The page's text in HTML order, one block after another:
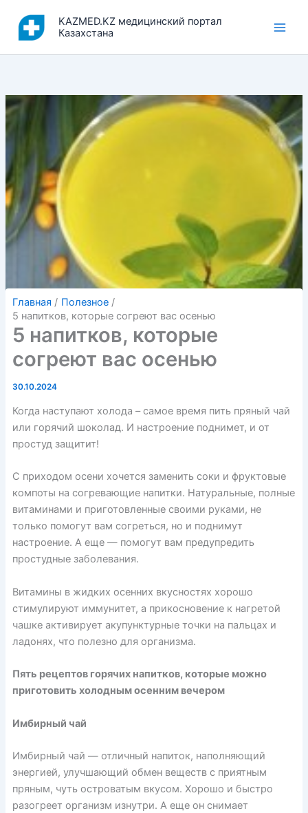
содержимому
KAZMED.KZ медицинский портал
Казахстана
Главная
Полезное
5 напитков, которые согреют вас осенью
5 напитков, которые
согреют вас осенью
30.10.2024
Когда наступают холода – самое время пить пряный чай
или горячий шоколад. И настроение поднимет, и от
простуд защитит!
С приходом осени хочется заменить соки и фруктовые
компоты на согревающие напитки. Натуральные, полные
витаминами и приготовленные своими руками, не
только помогут вам согреться, но и поднимут
настроение. А еще — помогут вам предупредить
простудные заболевания.
Витамины в жидких осенних вкусностях хорошо
стимулируют иммунитет, а прикосновение к нагретой
чашке активирует акупунктурные точки на пальцах и
ладонях, что полезно для организма.
Пять рецептов горячих напитков, которые можно
приготовить холодным осенним вечером
Имбирный чай
Имбирный чай — отличный напиток, наполняющий
энергией, улучшающий обмен веществ с приятным
пряным, чуть островатым вкусом. Хорошо и быстро
разогреет организм изнутри. А еще он снимает